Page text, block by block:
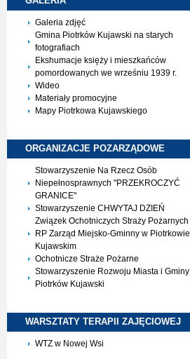
Galeria zdjęć
Gmina Piotrków Kujawski na starych
fotografiach
Ekshumacje księży i mieszkańców
pomordowanych we wrześniu 1939 r.
Wideo
Materiały promocyjne
Mapy Piotrkowa Kujawskiego
ORGANIZACJE POZARZĄDOWE
Stowarzyszenie Na Rzecz Osób
Niepełnosprawnych "PRZEKROCZYĆ
GRANICE"
Stowarzyszenie CHWYTAJ DZIEŃ
Związek Ochotniczych Straży Pożarnych
RP Zarząd Miejsko-Gminny w Piotrkowie
Kujawskim
Ochotnicze Straże Pożarne
Stowarzyszenie Rozwoju Miasta i Gminy
Piotrków Kujawski
WARSZTATY TERAPII ZAJĘCIOWEJ
WTZ w Nowej Wsi